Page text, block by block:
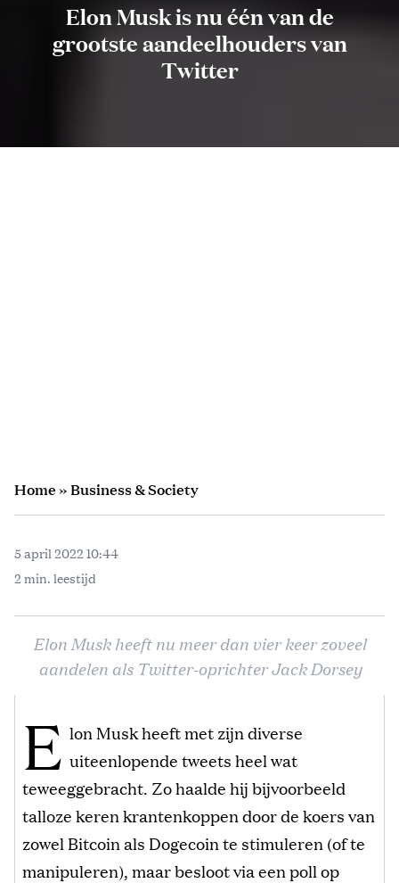
Elon Musk is nu één van de
grootste aandeelhouders van
Twitter
Home»Business & Society
5 april 2022 10:44
2 min. leestijd
Elon Musk heeft nu meer dan vier keer zoveel
aandelen als Twitter-oprichter Jack Dorsey
E lon Musk heeft met zijn diverse
uiteenlopende tweets heel wat
teweeggebracht. Zo haalde hij bijvoorbeeld
talloze keren krantenkoppen door de koers van
zowel Bitcoin als Dogecoin te stimuleren (of te
manipuleren), maar besloot via een poll op